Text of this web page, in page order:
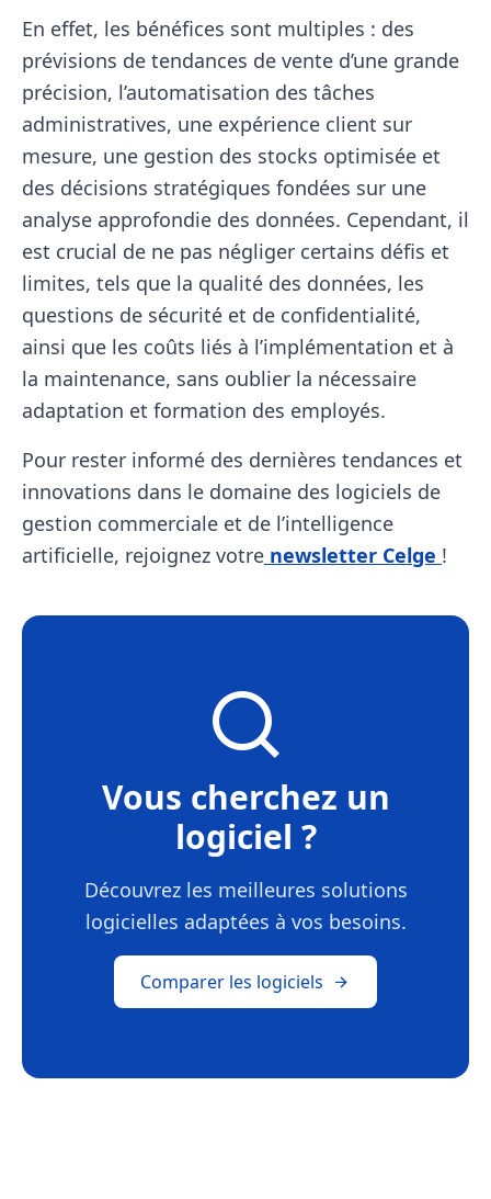
En effet, les bénéfices sont multiples : des
prévisions de tendances de vente d’une grande
précision, l’automatisation des tâches
administratives, une expérience client sur
mesure, une gestion des stocks optimisée et
des décisions stratégiques fondées sur une
analyse approfondie des données. Cependant, il
est crucial de ne pas négliger certains défis et
limites, tels que la qualité des données, les
questions de sécurité et de confidentialité,
ainsi que les coûts liés à l’implémentation et à
la maintenance, sans oublier la nécessaire
adaptation et formation des employés.
Pour rester informé des dernières tendances et
innovations dans le domaine des logiciels de
gestion commerciale et de l’intelligence
artificielle, rejoignez votre newsletter Celge !
Vous cherchez un
logiciel ?
Découvrez les meilleures solutions
logicielles adaptées à vos besoins.
Comparer les logiciels